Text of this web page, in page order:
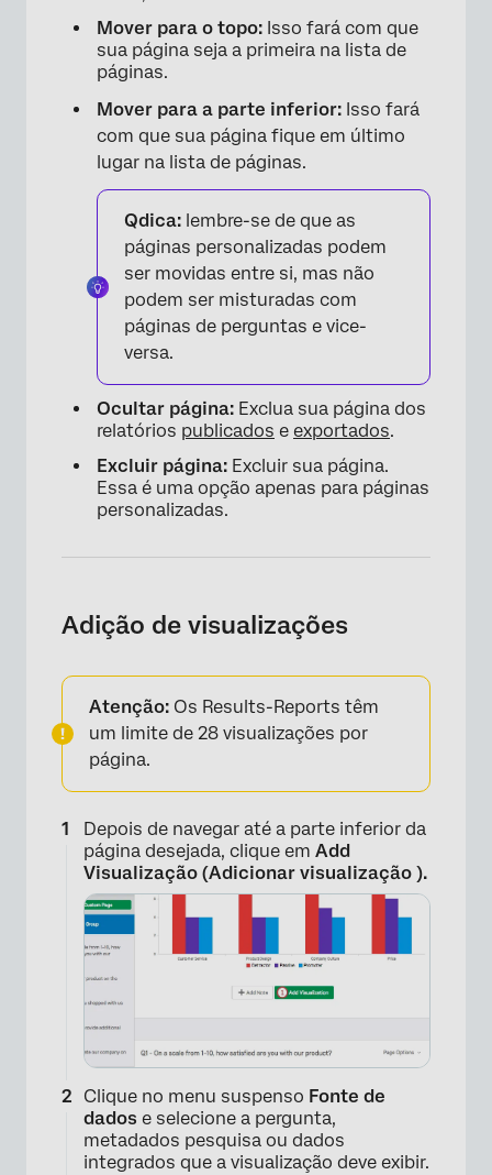
×
×
Mover para o topo: Isso fará com que
sua página seja a primeira na lista de
páginas.
Mover para a parte inferior: Isso fará
com que sua página fique em último
lugar na lista de páginas.
Qdica: lembre-se de que as
páginas personalizadas podem
ser movidas entre si, mas não
podem ser misturadas com
páginas de perguntas e vice-
versa.
Ocultar página: Exclua sua página dos
relatórios publicados e exportados.
Excluir página: Excluir sua página.
Essa é uma opção apenas para páginas
personalizadas.
Adição de visualizações
Atenção: Os Results-Reports têm
um limite de 28 visualizações por
página.
Depois de navegar até a parte inferior da
página desejada, clique em Add
Visualização (Adicionar visualização ).
Clique no menu suspenso Fonte de
dados e selecione a pergunta,
metadados pesquisa ou dados
integrados que a visualização deve exibir.